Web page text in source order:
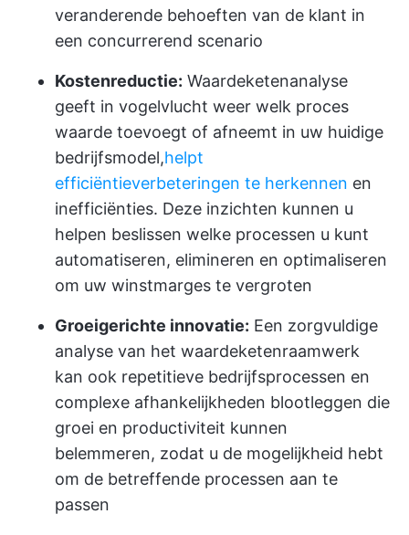
veranderende behoeften van de klant in
een concurrerend scenario
Kostenreductie: Waardeketenanalyse
geeft in vogelvlucht weer welk proces
waarde toevoegt of afneemt in uw huidige
bedrijfsmodel,helpt
efficiëntieverbeteringen te herkennen en
inefficiënties. Deze inzichten kunnen u
helpen beslissen welke processen u kunt
automatiseren, elimineren en optimaliseren
om uw winstmarges te vergroten
Groeigerichte innovatie: Een zorgvuldige
analyse van het waardeketenraamwerk
kan ook repetitieve bedrijfsprocessen en
complexe afhankelijkheden blootleggen die
groei en productiviteit kunnen
belemmeren, zodat u de mogelijkheid hebt
om de betreffende processen aan te
passen